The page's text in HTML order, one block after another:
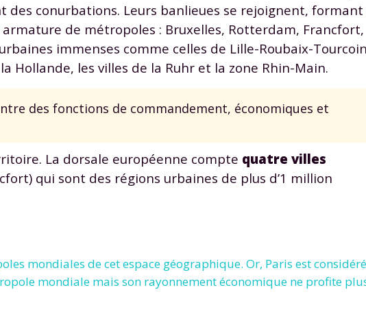
conurbations. Leurs banlieues se rejoignent, formant
de métropoles : Bruxelles, Rotterdam, Francfort,
immenses comme celles de Lille-Roubaix-
Hollande, les villes de la Ruhr et la zone Rhin-Main.
des fonctions de commandement, économiques et
La dorsale européenne compte quatre villes
qui sont des régions urbaines de plus d’1 million
mondiales de cet espace géographique. Or, Paris est
mondiale mais son rayonnement économique ne profite